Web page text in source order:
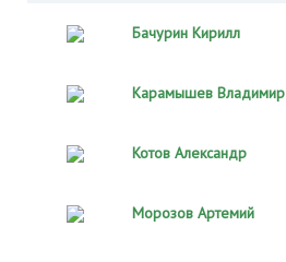
Бачурин Кирилл
Карамышев Владимир
Котов Александр
Морозов Артемий